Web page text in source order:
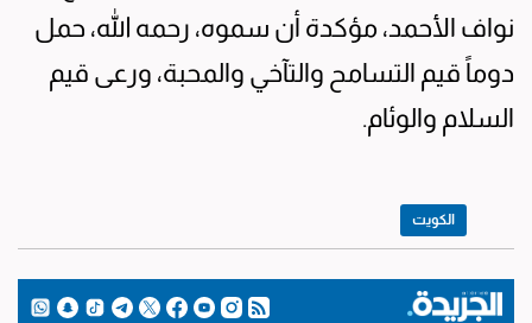
نواف الأحمد، مؤكدة أن سموه، رحمه الله، حمل
دوماً قيم التسامح والتآخي والمحبة، ورعى قيم
السلام والوئام.
الكويت